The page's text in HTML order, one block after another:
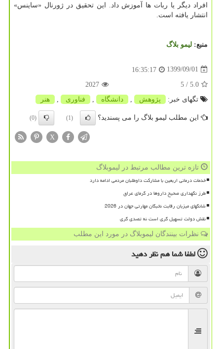
افراد دیگر یا ربات ها آموزش داد. این تحقیق در ژورنال «ساینس»
انتشار یافته است.
منبع: لیمو بلاگ
1399/09/01
16:35:17
5.0
/ 5
2027
تگهای خبر:
پژوهش دانشگاه فناوری هنر
این مطلب لیمو بلاگ را می پسندید؟ (1)
(0)
X
تازه ترین مطالب مرتبط در لیموبلاگ
خدمات درمانی اربعین با مشارکت داوطلبان مردمی ادامه دارد
طرز نگهداری صحیح داروها در گرمای عراق
شانگهای میزبان رقابت نخبگان مهارتی جهان در 2026
نقش دولت تسهیل گری است نه تصدی گری
نظرات بینندگان لیموبلاگ در مورد این مطلب
لطفا شما همنظر دهید